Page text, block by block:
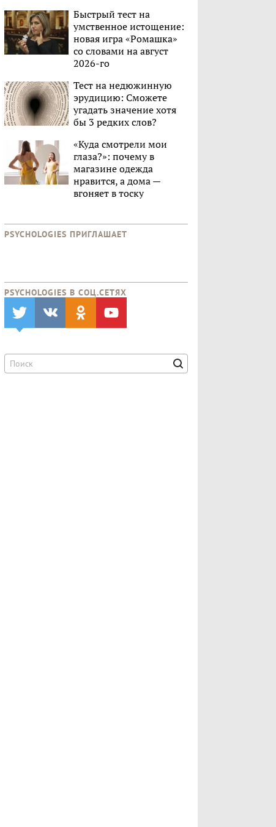
Быстрый тест на
умственное истощение:
новая игра «Ромашка»
со словами на август
2026-го
Тест на недюжинную
эрудицию: Сможете
угадать значение хотя
бы 3 редких слов?
«Куда смотрели мои
глаза?»: почему в
магазине одежда
нравится, а дома —
вгоняет в тоску
PSYCHOLOGIES ПРИГЛАШАЕТ
PSYCHOLOGIES В CОЦ.СЕТЯХ